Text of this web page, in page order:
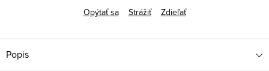
Opýtať sa
Strážiť Zdieľať
Popis